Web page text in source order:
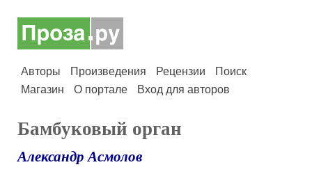
Авторы Произведения Рецензии
Поиск
Магазин
О портале Вход для авторов
Бамбуковый орган
Александр Асмолов